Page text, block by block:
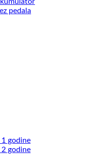
pedala
1 godine
2 godine